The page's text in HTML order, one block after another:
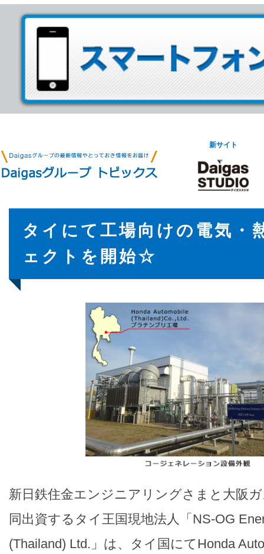
新サイト
タイにて工場向けの電気・
ェクトを開始☆
新日鉄住金エンジニアリングさまと大阪
同出資するタイ王国現地法人「NS-OG
(Thailand) Ltd.」は、タイ国にてHonda